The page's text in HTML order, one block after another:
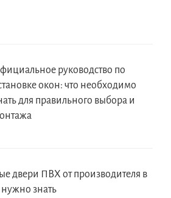
руководство по
окон: что необходимо
для правильного выбора и
двери ПВХ от производителя в
знать